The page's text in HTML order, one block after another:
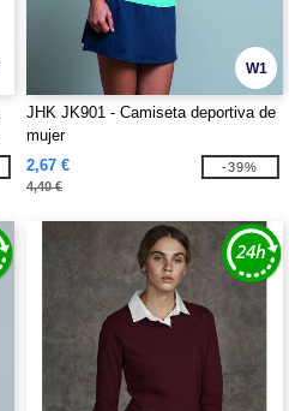
W1
JHK JK901 - Camiseta deportiva de
mujer
2,67 €
4,40 €
-39%